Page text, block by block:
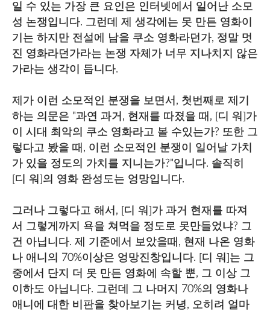
일 수 있는 가장 큰 요인은 인터넷에서 일어난 소모
성 논쟁입니다. 그런데 제 생각에는 못 만든 영화이
기는 하지만 전설에 남을 쿠소 영화라던가, 정말 멋
진 영화라던가라는 논쟁 자체가 너무 지나치지 않은
가라는 생각이 듭니다.
제가 이런 소모적인 분쟁을 보면서, 첫번째로 제기
하는 의문은 "과연 과거, 현재를 따졌을 때, [디 워]가
이 시대 최악의 쿠소 영화라고 볼 수있는가? 또한 그
렇다고 봤을 때, 이런 소모적인 분쟁이 일어날 가치
가 있을 정도의 가치를 지니는가?"입니다. 솔직히
[디 워]의 영화 완성도는 엉망입니다.
그러나 그렇다고 해서, [디 워]가 과거 현재를 따져
서 그렇게까지 욕을 쳐먹을 정도로 못만들었냐? 그
건 아닙니다. 제 기준에서 보았을때, 현재 나온 영화
나 애니의 70%이상은 엉망진창입니다. [디 워]는 그
중에서 단지 더 못 만든 영화에 속할 뿐, 그 이상 그
이하도 아닙니다. 그런데 그 나머지 70%의 영화나
애니에 대한 비판을 찾아보기는 커녕, 오히려 얼마